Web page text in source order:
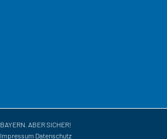
BAYERN. ABER SICHER!
Impressum Datenschutz